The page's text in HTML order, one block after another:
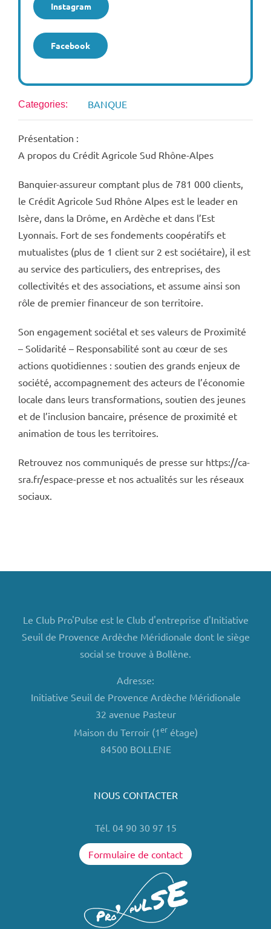
Instagram
Facebook
Categories: BANQUE
Présentation :
A propos du Crédit Agricole Sud Rhône-Alpes
Banquier-assureur comptant plus de 781 000 clients,
le Crédit Agricole Sud Rhône Alpes est le leader en
Isère, dans la Drôme, en Ardèche et dans l’Est
Lyonnais. Fort de ses fondements coopératifs et
mutualistes (plus de 1 client sur 2 est sociétaire), il est
au service des particuliers, des entreprises, des
collectivités et des associations, et assume ainsi son
rôle de premier financeur de son territoire.
Son engagement sociétal et ses valeurs de Proximité
– Solidarité – Responsabilité sont au cœur de ses
actions quotidiennes : soutien des grands enjeux de
société, accompagnement des acteurs de l’économie
locale dans leurs transformations, soutien des jeunes
et de l’inclusion bancaire, présence de proximité et
animation de tous les territoires.
Retrouvez nos communiqués de presse sur https://ca-
sra.fr/espace-presse et nos actualités sur les réseaux
sociaux.
Le Club Pro'Pulse est le Club d'entreprise d'Initiative
Seuil de Provence Ardèche Méridionale dont le siège
social se trouve à Bollène.
Adresse:
Initiative Seuil de Provence Ardèche Méridionale
32 avenue Pasteur
Maison du Terroir (1erétage)
84500 BOLLENE
NOUS CONTACTER
Tél. 04 90 30 97 15
Formulaire de contact